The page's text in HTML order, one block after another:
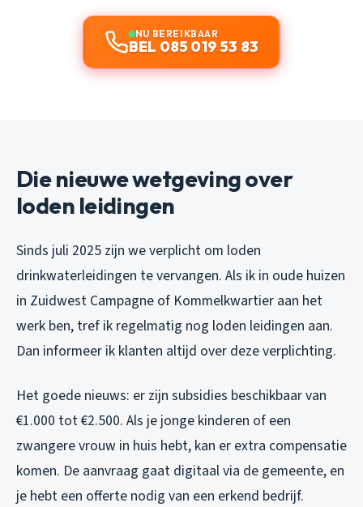
NU BEREIKBAAR
BEL 085 019 53 83
Die nieuwe wetgeving over
loden leidingen
Sinds juli 2025 zijn we verplicht om loden
drinkwaterleidingen te vervangen. Als ik in oude huizen
in Zuidwest Campagne of Kommelkwartier aan het
werk ben, tref ik regelmatig nog loden leidingen aan.
Dan informeer ik klanten altijd over deze verplichting.
Het goede nieuws: er zijn subsidies beschikbaar van
€1.000 tot €2.500. Als je jonge kinderen of een
zwangere vrouw in huis hebt, kan er extra compensatie
komen. De aanvraag gaat digitaal via de gemeente, en
je hebt een offerte nodig van een erkend bedrijf.